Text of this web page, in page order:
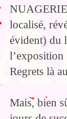
localisé,
évident) du
l’exposition
Regrets là
Mais, bien